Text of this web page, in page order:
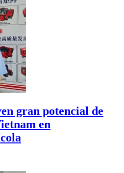
gran potencial de
en